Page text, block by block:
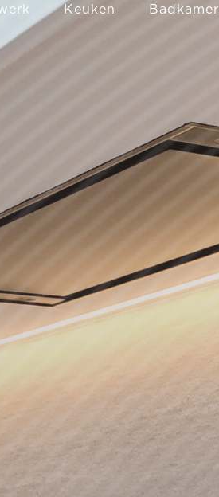
Keuken Badkamer